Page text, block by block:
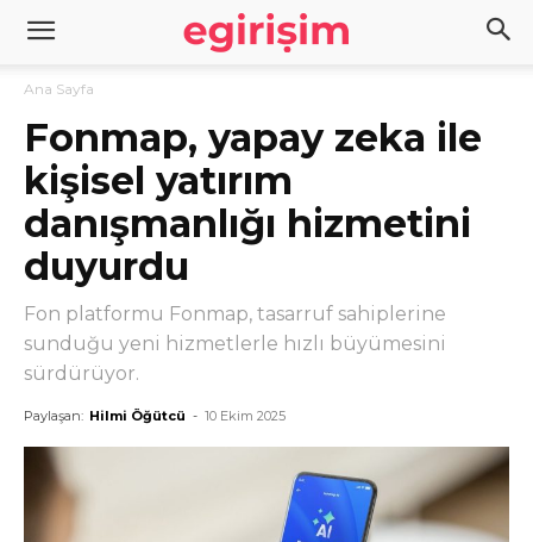
Ana Sayfa
Fonmap, yapay zeka ile
kişisel yatırım
danışmanlığı hizmetini
duyurdu
Fon platformu Fonmap, tasarruf sahiplerine
sunduğu yeni hizmetlerle hızlı büyümesini
sürdürüyor.
Paylaşan: Hilmi Öğütcü - 10 Ekim 2025